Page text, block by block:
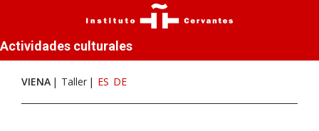
Actividades culturales
VIENA Taller ES DE